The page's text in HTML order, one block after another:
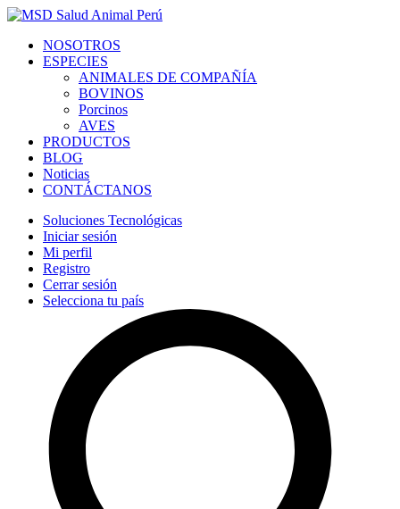
NOSOTROS
ESPECIES
ANIMALES DE COMPAÑÍA
BOVINOS
Porcinos
AVES
PRODUCTOS
BLOG
Noticias
CONTÁCTANOS
Soluciones Tecnológicas
Iniciar sesión
Mi perfil
Registro
Cerrar sesión
Selecciona tu país